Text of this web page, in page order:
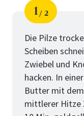
Schritt
1
von
2
Die Pilze
Scheiben
Zwiebel und
hacken. In
Butter mit
mittlerer Hitze